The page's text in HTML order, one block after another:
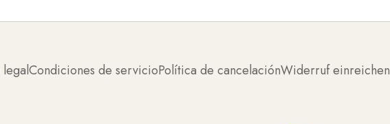
legalCondiciones de servicioPolítica de cancelaciónWiderruf einreichen